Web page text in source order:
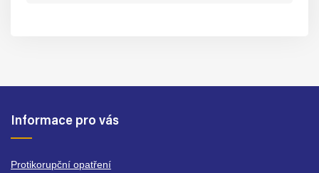
Informace pro vás
Protikorupční opatření